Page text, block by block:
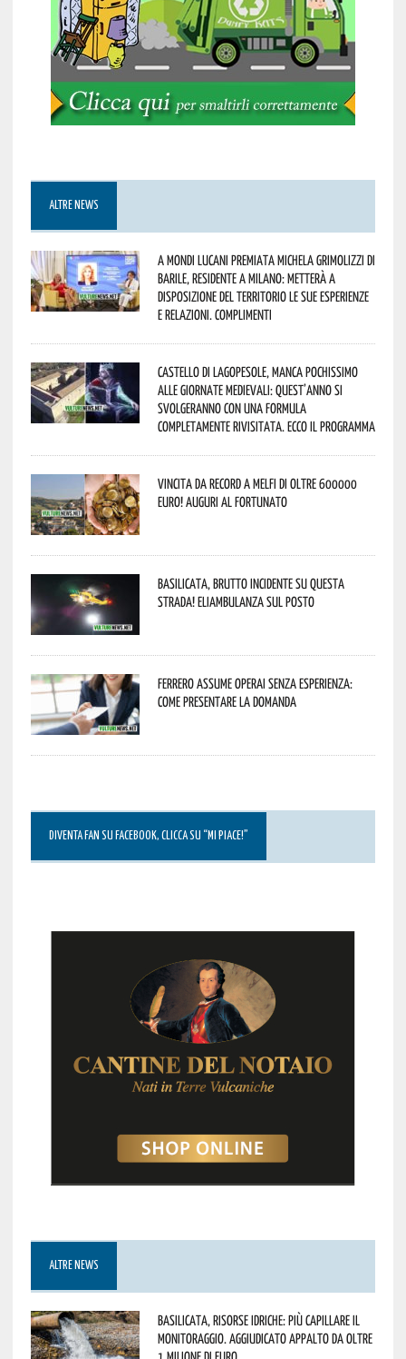
ALTRE NEWS
A Mondi lucani premiata Michela Grimolizzi di
Barile, residente a Milano: metterà a
disposizione del territorio le sue esperienze
e relazioni. Complimenti
Castello di Lagopesole, manca pochissimo
alle Giornate Medievali: quest’anno si
svolgeranno con una formula
completamente rivisitata. Ecco il programma
Vincita da record a Melfi di oltre 600000
euro! Auguri al fortunato
Basilicata, brutto incidente su questa
strada! Eliambulanza sul posto
Ferrero assume operai senza esperienza:
come presentare la domanda
DIVENTA FAN SU FACEBOOK, CLICCA SU “MI PIACE!”
ALTRE NEWS
Basilicata, Risorse idriche: più capillare il
monitoraggio. Aggiudicato appalto da oltre